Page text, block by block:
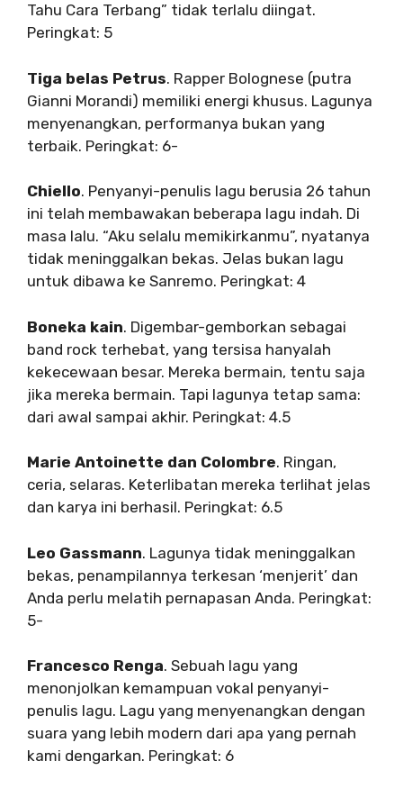
Tahu Cara Terbang” tidak terlalu diingat.
Peringkat: 5
Tiga belas Petrus. Rapper Bolognese (putra
Gianni Morandi) memiliki energi khusus. Lagunya
menyenangkan, performanya bukan yang
terbaik. Peringkat: 6-
Chiello. Penyanyi-penulis lagu berusia 26 tahun
ini telah membawakan beberapa lagu indah. Di
masa lalu. “Aku selalu memikirkanmu”, nyatanya
tidak meninggalkan bekas. Jelas bukan lagu
untuk dibawa ke Sanremo. Peringkat: 4
Boneka kain. Digembar-gemborkan sebagai
band rock terhebat, yang tersisa hanyalah
kekecewaan besar. Mereka bermain, tentu saja
jika mereka bermain. Tapi lagunya tetap sama:
dari awal sampai akhir. Peringkat: 4.5
Marie Antoinette dan Colombre. Ringan,
ceria, selaras. Keterlibatan mereka terlihat jelas
dan karya ini berhasil. Peringkat: 6.5
Leo Gassmann. Lagunya tidak meninggalkan
bekas, penampilannya terkesan ‘menjerit’ dan
Anda perlu melatih pernapasan Anda. Peringkat:
5-
Francesco Renga. Sebuah lagu yang
menonjolkan kemampuan vokal penyanyi-
penulis lagu. Lagu yang menyenangkan dengan
suara yang lebih modern dari apa yang pernah
kami dengarkan. Peringkat: 6